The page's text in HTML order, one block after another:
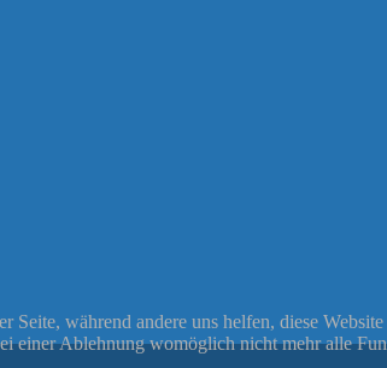
während andere uns helfen, diese
einer Ablehnung womöglich nicht mehr alle